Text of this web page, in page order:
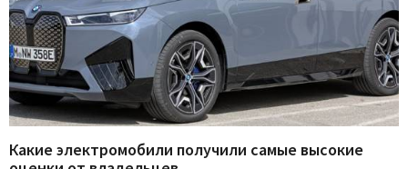
Какие электромобили получили самые высокие